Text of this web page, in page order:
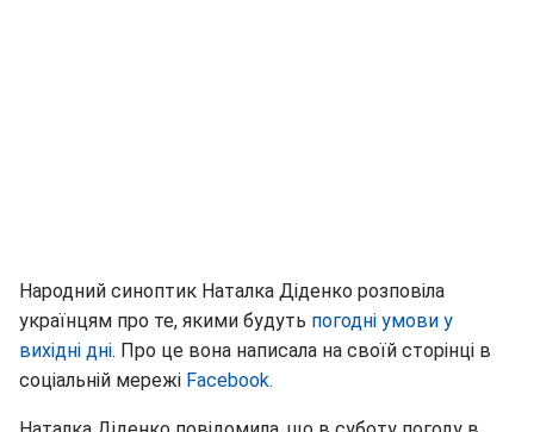
Народний синоптик Наталка Діденко розповіла
українцям про те, якими будуть погодні умови у
вихідні дні. Про це вона написала на своїй сторінці в
соціальній мережі Facebook.